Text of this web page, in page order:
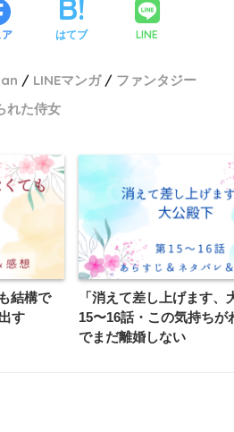
ア はてブ LINE
LINEマンガ
ファンタジー
れた侍女
結構で
す
「消えて差し上げます、
15〜16話・この気持ちが
でまだ離婚しない